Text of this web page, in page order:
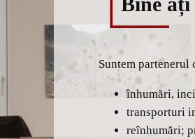
Suntem partenerul
înhumări,
transporturi
reînhumări;